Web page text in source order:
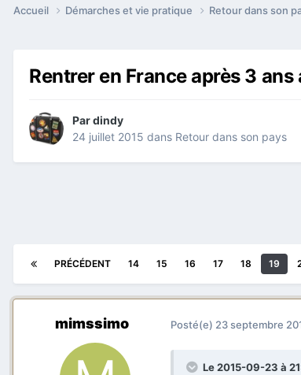
Accueil Démarches et vie pratique Retour dans son
Rentrer en France après 3
Pardindy
24 juillet 2015 dans Retour dans son pays
PRÉCÉDENT 14 15 16 17 18 19
mimssimo Posté(e) 23 septembre
Le 2015-09-23 à